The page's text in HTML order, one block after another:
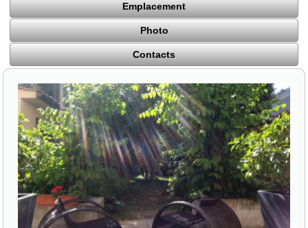
Emplacement
Photo
Contacts